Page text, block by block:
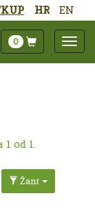
HR EN
0
od 1.
Žanr